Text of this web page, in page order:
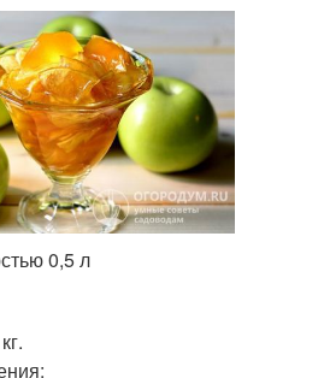
0,5 л